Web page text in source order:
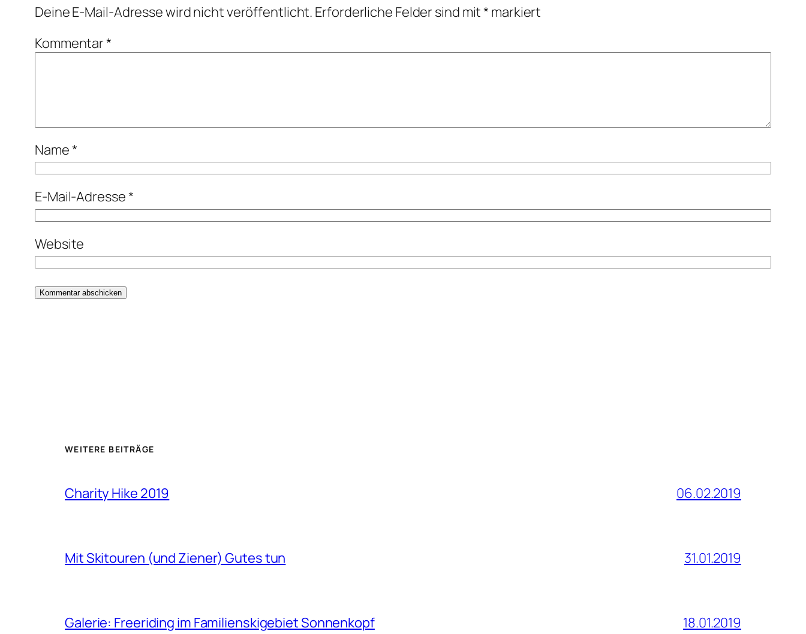
Deine E-Mail-Adresse wird nicht veröffentlicht. Erforderliche Felder sind mit* markiert
Kommentar*
Name*
E-Mail-Adresse*
Website
WEITERE BEITRÄGE
Charity Hike 2019 06.02.2019
Mit Skitouren (und Ziener) Gutes tun 31.01.2019
Galerie: Freeriding im Familienskigebiet Sonnenkopf 18.01.2019